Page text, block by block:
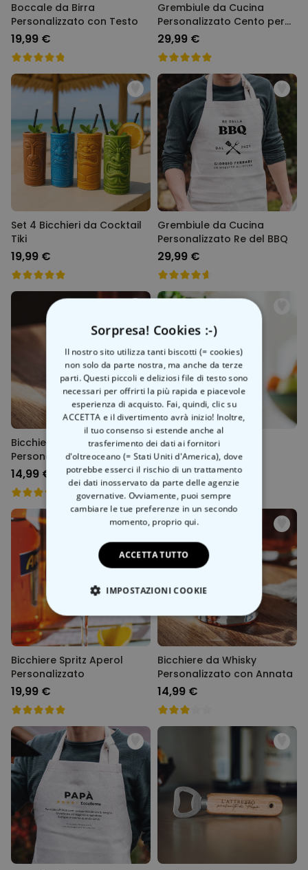
Boccale da Birra
Personalizzato con Testo
19,99 €
Grembiule da Cucina
Personalizzato Cento per
Cento
29,99 €
Set 4 Bicchieri da Cocktail
Tiki
19,99 €
Grembiule da Cucina
Personalizzato Re del BBQ
29,99 €
Bicchiere da Whisky
Personalizzato con
Monogramma
14,99 €
Calice da Vino
Personalizzato con
Monogramma
16,99 €
Bicchiere Spritz Aperol
Personalizzato
19,99 €
Bicchiere da Whisky
Personalizzato con Annata
14,99 €
Sorpresa! Cookies :-)
Il nostro sito utilizza tanti biscotti (= cookies)
non solo da parte nostra, ma anche da terze
parti. Questi piccoli e deliziosi file di testo sono
necessari per offrirti la più rapida e piacevole
esperienza di acquisto. Fai, quindi, clic su
ACCETTA e il divertimento avrà inizio! Inoltre,
il tuo consenso si estende anche al
trasferimento dei dati ai fornitori
d'oltreoceano (= Stati Uniti d'America), dove
potrebbe esserci il rischio di un trattamento
dei dati inosservato da parte delle agenzie
governative. Ovviamente, puoi sempre
cambiare le tue preferenze in un secondo
momento, proprio qui.
ACCETTA TUTTO
IMPOSTAZIONI COOKIE
STRETTAMENTE NECESSARIO
PRESTAZIONI
NON CLASSIFICATO